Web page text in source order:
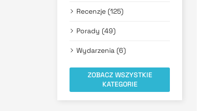
Recenzje (125)
Porady (49)
Wydarzenia (6)
ZOBACZ WSZYSTKIE
KATEGORIE